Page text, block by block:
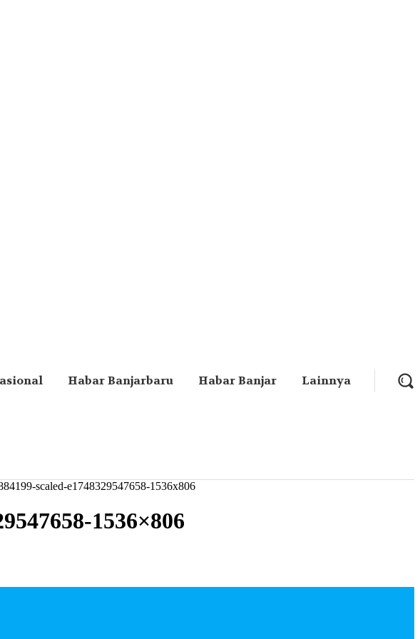
Habar Banjarbaru Habar Banjar Lainnya
scaled-e1748329547658-1536x806
1536×806